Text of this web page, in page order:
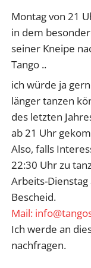
Montag von 21
in dem
seiner Kneipe
Tango ..
ich würde ja
länger tanzen
des letzten
ab 21 Uhr
Also, falls
22:30 Uhr zu
Arbeits-
Bescheid.
Mail:
Ich werde an
nachfragen.